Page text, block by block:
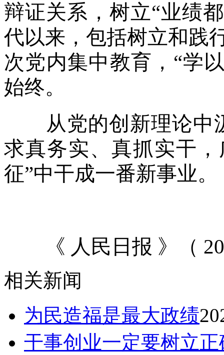
辩证关系，树立“业绩
代以来，包括树立和践
次党内集中教育，“学
始终。
从党的创新理论中
求真务实、真抓实干
征”中干成一番新事业。
《 人民日报 》（
相关新闻
为民造福是最大政绩
干事创业一定要树立